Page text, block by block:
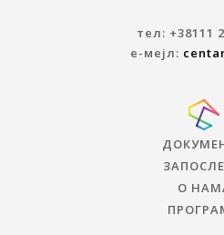
тел: +38111
е-мејл:
О